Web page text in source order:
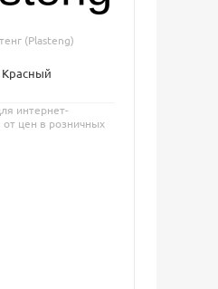
(Plasteng)
Красный
интернет-
от цен в розничных